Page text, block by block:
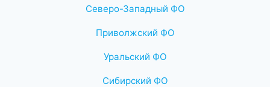
Северо-Западный ФО
Приволжский ФО
Уральский ФО
Сибирский ФО